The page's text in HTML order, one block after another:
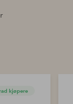
kjøpere